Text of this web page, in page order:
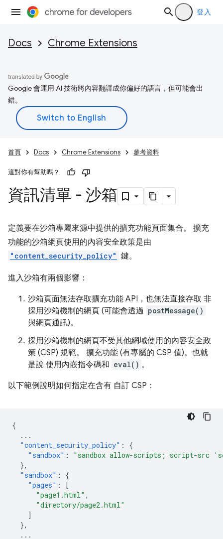
登入
Docs Chrome Extensions
Google 會運用 AI 技術將內容翻譯成你偏好的語言，但可能會出
錯。
首頁 Docs Chrome Extensions 參考資料
這對你有幫助嗎？
資訊清單 - 沙箱
定義要在沙箱專屬來源中提供的擴充功能頁面集合。 擴充
功能的沙箱網頁使用的內容安全政策是由
"content_security_policy" 鍵。
進入沙箱有兩個影響：
沙箱頁面無法存取擴充功能 API，也無法直接存取 非
採用沙箱機制的網頁 (可能會透過 postMessage()
與網頁通訊)。
採用沙箱機制的網頁不受其他網域使用的內容安全政
策 (CSP) 規範。 擴充功能 (有專屬的 CSP 值)。也就
是說 使用內嵌指令碼和 eval() 。
以下範例說明如何指定在含有 自訂 CSP：
{
...
"content_security_policy" :
{
"sandbox" :
"sandbox allow-scripts; script-src
},
"sandbox" :
{
"pages" :
[
"page1.html" ,
"directory/page2.html"
]
},
...